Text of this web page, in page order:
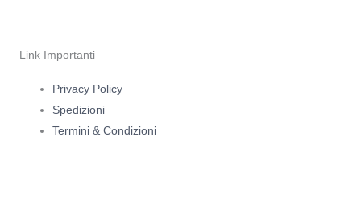
r
a
m
k
-
Link Importanti
Privacy Policy
Spedizioni
Termini & Condizioni